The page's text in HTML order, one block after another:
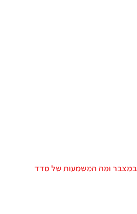
SOH – מה זה SOH במצבר ומה המשמעות של מדד